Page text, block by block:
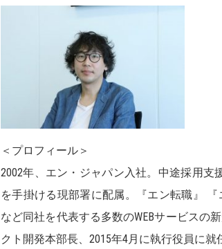
＜プロフィール＞
2002年、エン・ジャパン入社。中途採用支
を手掛ける現部署に配属。『エン転職』 『
など同社を代表する多数のWEBサービスの
クト開発本部長、2015年4月に執行役員に就